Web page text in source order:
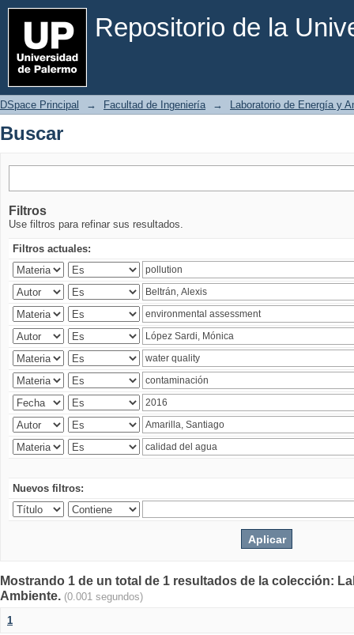
Repositorio de la
Buscar
DSpace Principal → Facultad de Ingeniería → Laboratorio de Energía y
Buscar
Filtros
Use filtros para refinar sus resultados.
Filtros actuales:
Nuevos filtros:
Mostrando 1 de un total de 1 resultados de la colección:
Ambiente. (0.001 segundos)
1